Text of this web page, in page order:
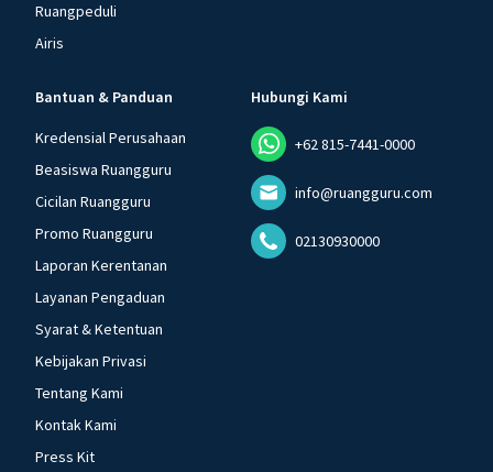
Ruangpeduli
Airis
Bantuan & Panduan
Kredensial Perusahaan
Beasiswa Ruangguru
Cicilan Ruangguru
Promo Ruangguru
Laporan Kerentanan
Layanan Pengaduan
Syarat & Ketentuan
Kebijakan Privasi
Tentang Kami
Kontak Kami
Press Kit
Hubungi Kami
+62 815-7441-0000
info@ruangguru.com
02130930000